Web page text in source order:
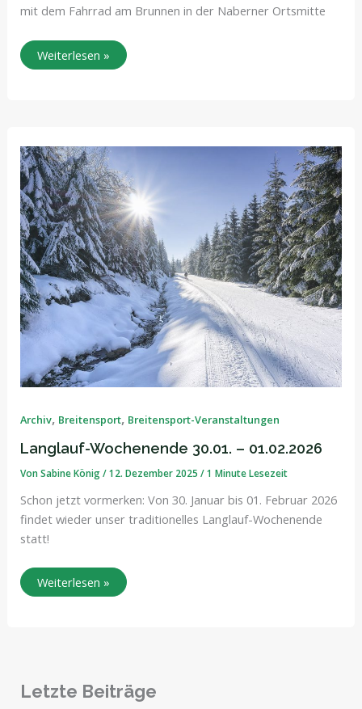
mit dem Fahrrad am Brunnen in der Naberner Ortsmitte
Weiterlesen »
Archiv, Breitensport, Breitensport-Veranstaltungen
Langlauf-Wochenende 30.01. – 01.02.2026
VonSabine König/12. Dezember 2025/1 Minute Lesezeit
Schon jetzt vormerken: Von 30. Januar bis 01. Februar 2026
findet wieder unser traditionelles Langlauf-Wochenende
statt!
Wochenende
30.01.
–
01.02.2026
Weiterlesen »
Letzte Beiträge